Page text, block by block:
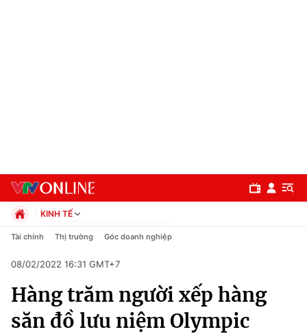
Chuyên mục
Chính trị
KINH TẾ
Chính trị
Pháp luật
Kinh tế
Thể thao
Truyền hình
Tài chính Thị trường Góc doanh nghiệp
08/02/2022 16:31 GMT+7
Hàng trăm người xếp hàng
săn đồ lưu niệm Olympic